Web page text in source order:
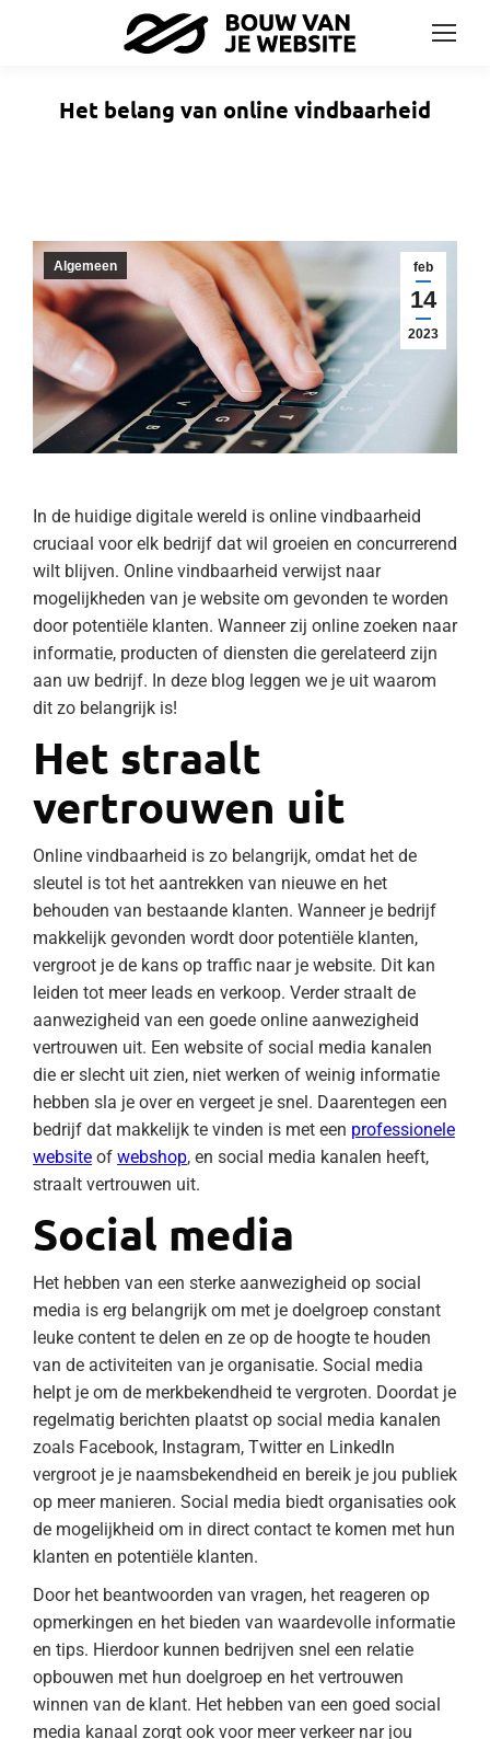
Het belang van online vindbaarheid
feb
14
2023
Algemeen
In de huidige digitale wereld is online vindbaarheid
cruciaal voor elk bedrijf dat wil groeien en concurrerend
wilt blijven. Online vindbaarheid verwijst naar
mogelijkheden van je website om gevonden te worden
door potentiële klanten. Wanneer zij online zoeken naar
informatie, producten of diensten die gerelateerd zijn
aan uw bedrijf. In deze blog leggen we je uit waarom
dit zo belangrijk is!
Het straalt
vertrouwen uit
Online vindbaarheid is zo belangrijk, omdat het de
sleutel is tot het aantrekken van nieuwe en het
behouden van bestaande klanten. Wanneer je bedrijf
makkelijk gevonden wordt door potentiële klanten,
vergroot je de kans op traffic naar je website. Dit kan
leiden tot meer leads en verkoop. Verder straalt de
aanwezigheid van een goede online aanwezigheid
vertrouwen uit. Een website of social media kanalen
die er slecht uit zien, niet werken of weinig informatie
hebben sla je over en vergeet je snel. Daarentegen een
bedrijf dat makkelijk te vinden is met een professionele
website of webshop, en social media kanalen heeft,
straalt vertrouwen uit.
Social media
Het hebben van een sterke aanwezigheid op social
media is erg belangrijk om met je doelgroep constant
leuke content te delen en ze op de hoogte te houden
van de activiteiten van je organisatie. Social media
helpt je om de merkbekendheid te vergroten. Doordat je
regelmatig berichten plaatst op social media kanalen
zoals Facebook, Instagram, Twitter en LinkedIn
vergroot je je naamsbekendheid en bereik je jou publiek
op meer manieren. Social media biedt organisaties ook
de mogelijkheid om in direct contact te komen met hun
klanten en potentiële klanten.
Door het beantwoorden van vragen, het reageren op
opmerkingen en het bieden van waardevolle informatie
en tips. Hierdoor kunnen bedrijven snel een relatie
opbouwen met hun doelgroep en het vertrouwen
winnen van de klant. Het hebben van een goed social
media kanaal zorgt ook voor meer verkeer nar jou